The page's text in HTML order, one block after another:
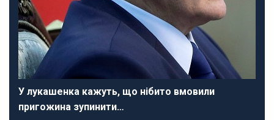
У лукашенка кажуть, що нібито вмовили
пригожина зупинити…